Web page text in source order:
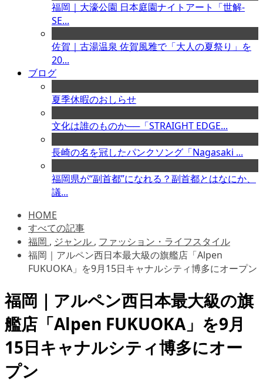
福岡｜大濠公園 日本庭園ナイトアート「世解-
SE...
佐賀｜古湯温泉 佐賀風雅で「大人の夏祭り」を
20...
ブログ
夏季休暇のおしらせ
文化は誰のものか──「STRAIGHT EDGE...
長崎の名を冠したパンクソング「Nagasaki ...
福岡県が“副首都”になれる？副首都とはなにか、
議...
HOME
すべての記事
福岡 , ジャンル , ファッション・ライフスタイル
福岡｜アルペン西日本最大級の旗艦店「Alpen
FUKUOKA」を9月15日キャナルシティ博多にオープン
福岡｜アルペン西日本最大級の旗
艦店「Alpen FUKUOKA」を9月
15日キャナルシティ博多にオー
プン